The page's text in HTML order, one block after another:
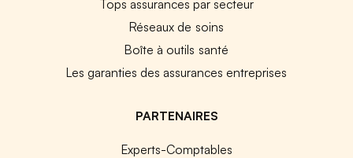
Tops assurances par secteur
Réseaux de soins
Boîte à outils santé
Les garanties des assurances entreprises
PARTENAIRES
Experts-Comptables